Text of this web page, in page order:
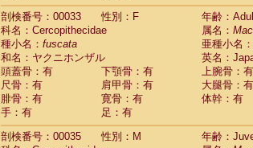
CercopithecidaeMacaca fuscata
CercopithecidaeMacaca maura(4)
Cercopithecidae Macaca mulatta(101)
Cercopithecidae Macaca nemestrina(6)
Cercopithecidae Macaca nigra(1)
CercopithecidaeMacaca radiata(37)
CercopithecidaeMacaca silenus(1)
CercopithecidaeMacaca sinica (1)
CercopithecidaeMacaca sylvanus
CercopithecidaeMacaca thibetana (0)
剖検番号：00033
性別：F
年齢：
科名：Cercopithecidae
属名：
種小名： fuscata 亜種小名：
和名：ヤクニホンザル
英名：
頭蓋骨：有
下顎骨：有 上腕骨：有
尺骨：有
肩甲骨：有 大腿骨：有
腓骨：有
寛骨：有
体幹：有
手：有
足：有
剖検番号：00035
性別：M
年齢：